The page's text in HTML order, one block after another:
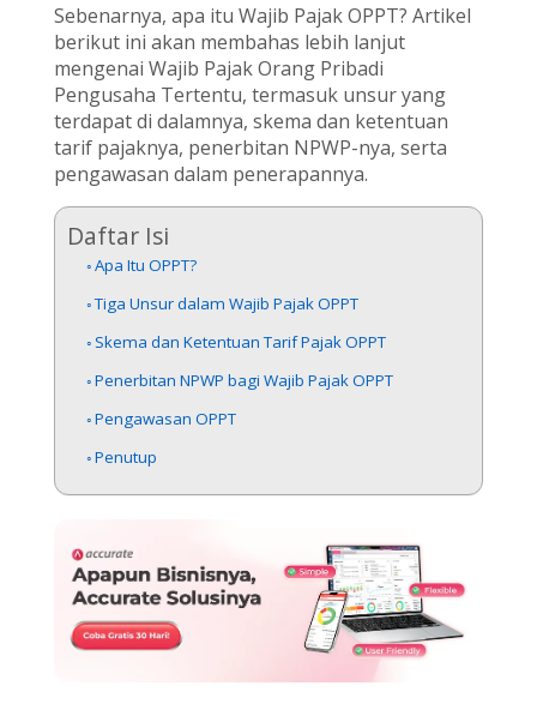
Sebenarnya, apa itu Wajib Pajak OPPT? Artikel
berikut ini akan membahas lebih lanjut
mengenai Wajib Pajak Orang Pribadi
Pengusaha Tertentu, termasuk unsur yang
terdapat di dalamnya, skema dan ketentuan
tarif pajaknya, penerbitan NPWP-nya, serta
pengawasan dalam penerapannya.
Daftar Isi
Apa Itu OPPT?
Tiga Unsur dalam Wajib Pajak OPPT
Skema dan Ketentuan Tarif Pajak OPPT
Penerbitan NPWP bagi Wajib Pajak OPPT
Pengawasan OPPT
Penutup